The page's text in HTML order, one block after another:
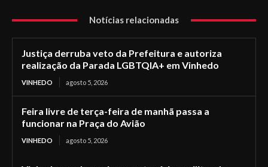
Notícias relacionadas
Justiça derruba veto da Prefeitura e autoriza
realização da Parada LGBTQIA+ em Vinhedo
VINHEDO agosto 5, 2026
Feira livre de terça-feira de manhã passa a
funcionar na Praça do Avião
VINHEDO agosto 5, 2026